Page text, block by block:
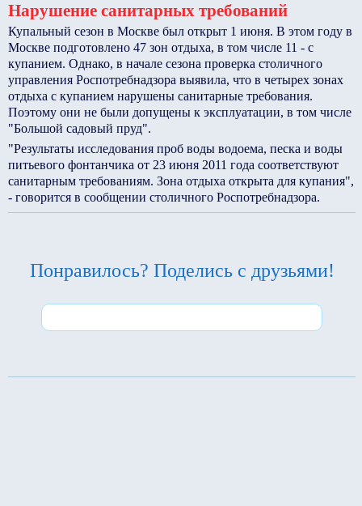
Нарушение санитарных требований
Купальный сезон в Москве был открыт 1 июня. В этом году в
Москве подготовлено 47 зон отдыха, в том числе 11 - с
купанием. Однако, в начале сезона проверка столичного
управления Роспотребнадзора выявила, что в четырех зонах
отдыха с купанием нарушены санитарные требования.
Поэтому они не были допущены к эксплуатации, в том числе
"Большой садовый пруд".
"Результаты исследования проб воды водоема, песка и воды
питьевого фонтанчика от 23 июня 2011 года соответствуют
санитарным требованиям. Зона отдыха открыта для купания",
- говорится в сообщении столичного Роспотребнадзора.
Понравилось? Поделись с друзьями!